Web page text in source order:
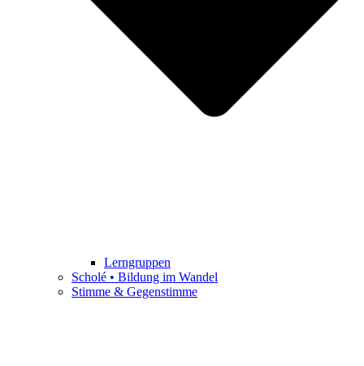
Lerngruppen
Scholé • Bildung im Wandel
Stimme & Gegenstimme